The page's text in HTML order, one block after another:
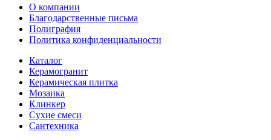
О компании
Благодарственные письма
Полиграфия
Политика конфиденциальности
Каталог
Керамогранит
Керамическая плитка
Мозаика
Клинкер
Сухие смеси
Сантехника